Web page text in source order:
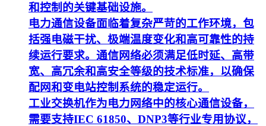
和控制的关键基础设施。
电力通信设备面临着复杂严苛的工作环境，包
括强电磁干扰、极端温度变化和高可靠性的持
续运行要求。通信网络必须满足低时延、高带
宽、高冗余和高安全等级的技术标准，以确保
配网和变电站控制系统的稳定运行。
工业交换机作为电力网络中的核心通信设备，
需要支持IEC 61850、DNP3等行业专用协议，